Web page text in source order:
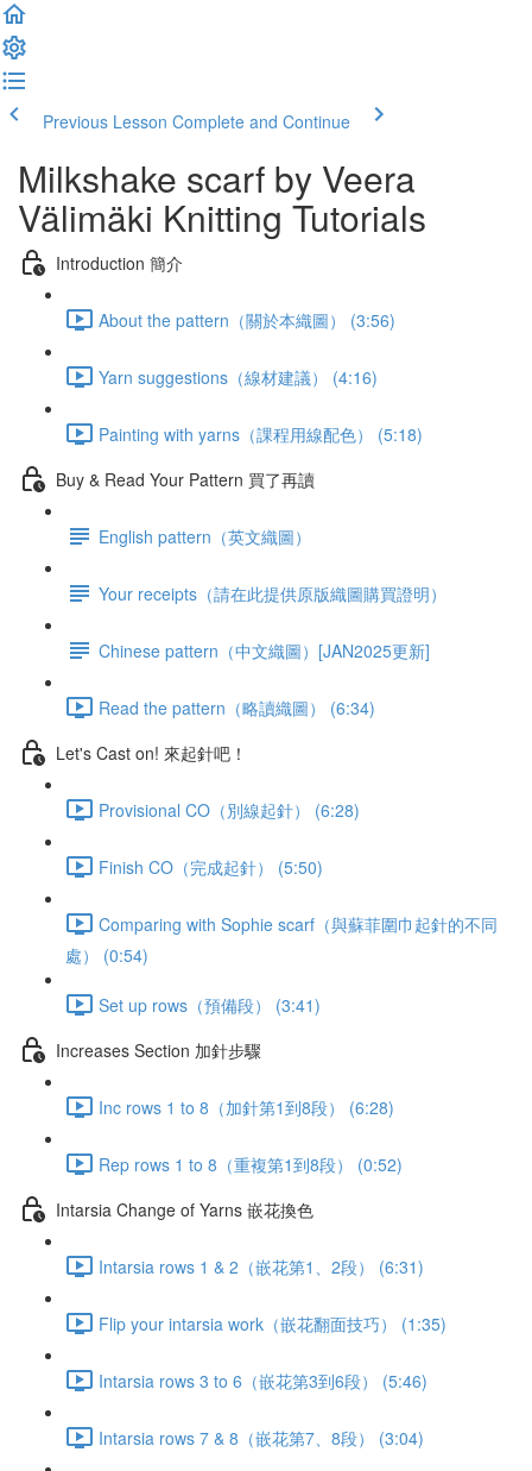
Previous Lesson Complete and Continue
Milkshake scarf by Veera
Välimäki Knitting Tutorials
Introduction 簡介
About the pattern（關於本織圖） (3:56)
Yarn suggestions（線材建議） (4:16)
Painting with yarns（課程用線配色） (5:18)
Buy & Read Your Pattern 買了再讀
English pattern（英文織圖）
Your receipts（請在此提供原版織圖購買證明）
Chinese pattern（中文織圖）[JAN2025更新]
Read the pattern（略讀織圖） (6:34)
Let's Cast on! 來起針吧！
Provisional CO（別線起針） (6:28)
Finish CO（完成起針） (5:50)
Comparing with Sophie scarf（與蘇菲圍巾起針的不同
處） (0:54)
Set up rows（預備段） (3:41)
Increases Section 加針步驟
Inc rows 1 to 8（加針第1到8段） (6:28)
Rep rows 1 to 8（重複第1到8段） (0:52)
Intarsia Change of Yarns 嵌花換色
Intarsia rows 1 & 2（嵌花第1、2段） (6:31)
Flip your intarsia work（嵌花翻面技巧） (1:35)
Intarsia rows 3 to 6（嵌花第3到6段） (5:46)
Intarsia rows 7 & 8（嵌花第7、8段） (3:04)